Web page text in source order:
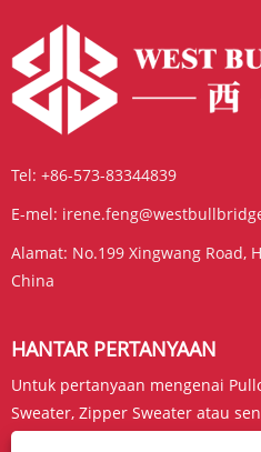
Tel: +86-573-83344839
E-mel:
Alamat: No.199 Xingwang Road,
China
HANTAR PERTANYAAN
Untuk pertanyaan mengenai
Sweater, Zipper Sweater atau
mel anda kepada kami dan